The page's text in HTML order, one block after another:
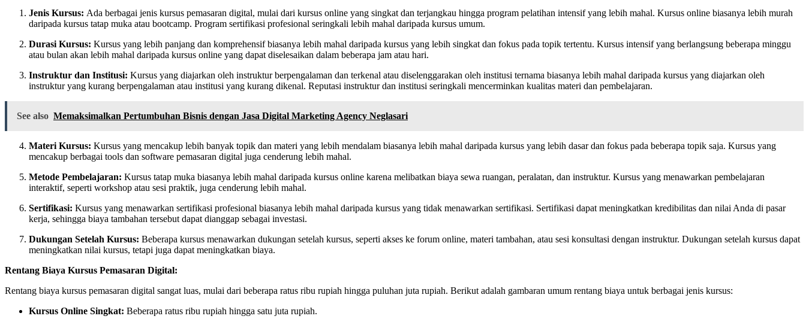
Jenis Kursus: Ada berbagai jenis kursus pemasaran digital, mulai dari kursus online yang singkat dan terjangkau hingga program pelatihan intensif yang lebih mahal. Kursus online biasanya lebih murah
daripada kursus tatap muka atau bootcamp. Program sertifikasi profesional seringkali lebih mahal daripada kursus umum.
Durasi Kursus: Kursus yang lebih panjang dan komprehensif biasanya lebih mahal daripada kursus yang lebih singkat dan fokus pada topik tertentu. Kursus intensif yang berlangsung beberapa minggu
atau bulan akan lebih mahal daripada kursus online yang dapat diselesaikan dalam beberapa jam atau hari.
Instruktur dan Institusi: Kursus yang diajarkan oleh instruktur berpengalaman dan terkenal atau diselenggarakan oleh institusi ternama biasanya lebih mahal daripada kursus yang diajarkan oleh
instruktur yang kurang berpengalaman atau institusi yang kurang dikenal. Reputasi instruktur dan institusi seringkali mencerminkan kualitas materi dan pembelajaran.
See also Memaksimalkan Pertumbuhan Bisnis dengan Jasa Digital Marketing Agency Neglasari
Materi Kursus: Kursus yang mencakup lebih banyak topik dan materi yang lebih mendalam biasanya lebih mahal daripada kursus yang lebih dasar dan fokus pada beberapa topik saja. Kursus yang
mencakup berbagai tools dan software pemasaran digital juga cenderung lebih mahal.
Metode Pembelajaran: Kursus tatap muka biasanya lebih mahal daripada kursus online karena melibatkan biaya sewa ruangan, peralatan, dan instruktur. Kursus yang menawarkan pembelajaran
interaktif, seperti workshop atau sesi praktik, juga cenderung lebih mahal.
Sertifikasi: Kursus yang menawarkan sertifikasi profesional biasanya lebih mahal daripada kursus yang tidak menawarkan sertifikasi. Sertifikasi dapat meningkatkan kredibilitas dan nilai Anda di pasar
kerja, sehingga biaya tambahan tersebut dapat dianggap sebagai investasi.
Dukungan Setelah Kursus: Beberapa kursus menawarkan dukungan setelah kursus, seperti akses ke forum online, materi tambahan, atau sesi konsultasi dengan instruktur. Dukungan setelah kursus dapat
meningkatkan nilai kursus, tetapi juga dapat meningkatkan biaya.
Rentang Biaya Kursus Pemasaran Digital:
Rentang biaya kursus pemasaran digital sangat luas, mulai dari beberapa ratus ribu rupiah hingga puluhan juta rupiah. Berikut adalah gambaran umum rentang biaya untuk berbagai jenis kursus:
Kursus Online Singkat: Beberapa ratus ribu rupiah hingga satu juta rupiah.